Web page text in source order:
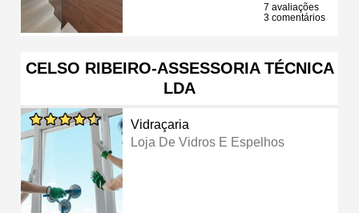
7 avaliações
3 comentários
CELSO RIBEIRO-ASSESSORIA TÉCNICA
LDA
Vidraçaria
Loja De Vidros E Espelhos